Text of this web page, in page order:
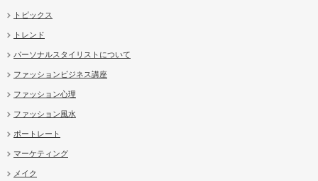
トピックス
トレンド
パーソナルスタイリストについて
ファッションビジネス講座
ファッション心理
ファッション風水
ポートレート
マーケティング
メイク